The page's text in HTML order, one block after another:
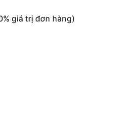
giá trị đơn hàng)